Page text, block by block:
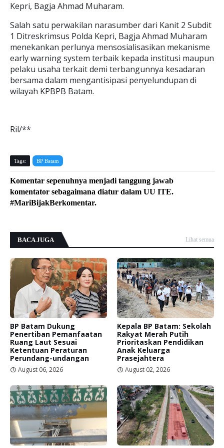
Kepri, Bagja Ahmad Muharam.
Salah satu perwakilan narasumber dari Kanit 2 Subdit
1 Ditreskrimsus Polda Kepri, Bagja Ahmad Muharam
menekankan perlunya mensosialisasikan mekanisme
early warning system terbaik kepada institusi maupun
pelaku usaha terkait demi terbangunnya kesadaran
bersama dalam mengantisipasi penyelundupan di
wilayah KPBPB Batam.
Ril/**
Tags: BP Batam
Komentar sepenuhnya menjadi tanggung jawab
komentator sebagaimana diatur dalam UU ITE.
#MariBijakBerkomentar.
BACA JUGA Lihat semua
BP Batam Dukung
Penertiban Pemanfaatan
Ruang Laut Sesuai
Ketentuan Peraturan
Perundang-undangan
August 06, 2026
Kepala BP Batam: Sekolah
Rakyat Merah Putih
Prioritaskan Pendidikan
Anak Keluarga
Prasejahtera
August 02, 2026